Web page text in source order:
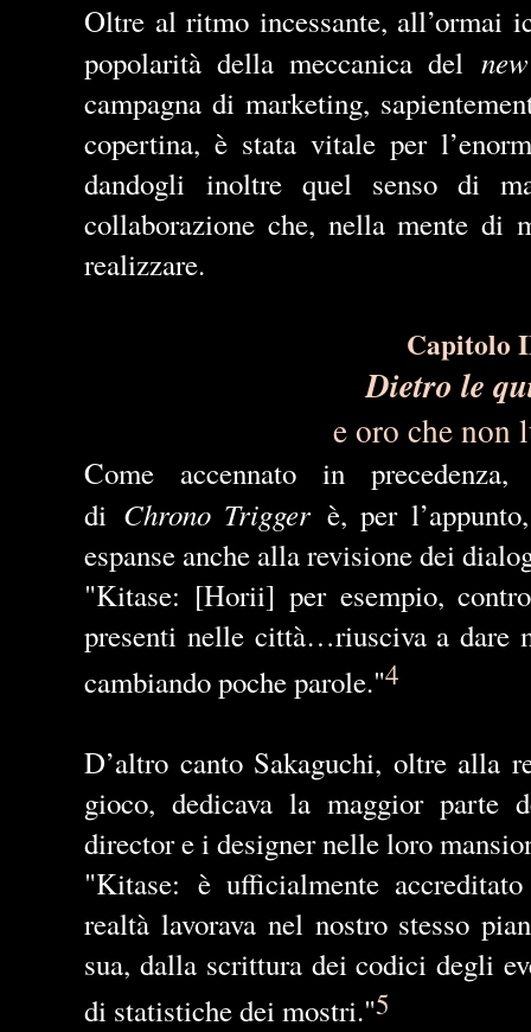
Oltre al ritmo incessante, all’ormai
popolarità della meccanica del
campagna di marketing,
copertina, è stata vitale per l’
dandogli inoltre quel senso di
collaborazione che, nella mente di
realizzare.
Capitolo
Dietro le
e oro che non
Come accennato in
di Chrono Triggerè, per l’
espanse anche alla revisione dei
"Kitase: [Horii] per esempio,
presenti nelle città…riusciva a dare
cambiando poche parole."4
D’altro canto Sakaguchi, oltre alla
gioco, dedicava la maggior parte
director e i designer nelle loro
"Kitase:è ufficialmente
realtà lavorava nel nostro stesso
sua, dalla scrittura dei codici degli
di statistiche dei mostri."5